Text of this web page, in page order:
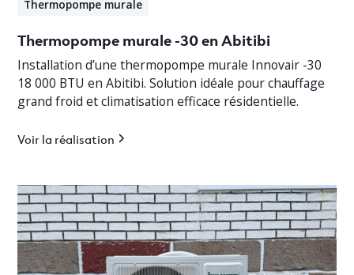
Thermopompe murale
Thermopompe murale -30 en Abitibi
Installation d’une thermopompe murale Innovair -30
18 000 BTU en Abitibi. Solution idéale pour chauffage
grand froid et climatisation efficace résidentielle.
Voir la réalisation